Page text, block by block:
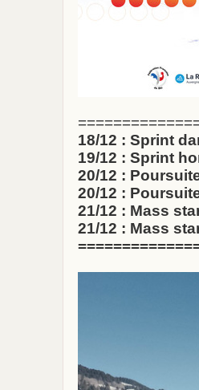
18/12 : Sprint
19/12 : Sprint
20/12 :
20/12 :
21/12 : Mass
21/12 : Mass